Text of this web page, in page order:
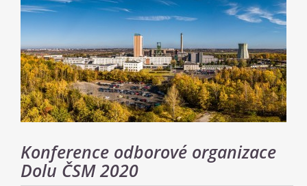
Konference odborové organizace
Dolu ČSM 2020